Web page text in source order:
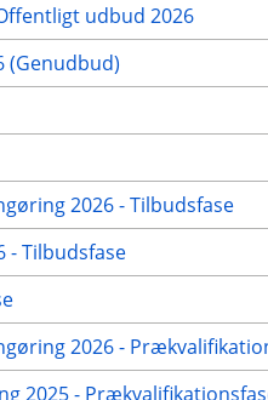
udbud 2026
(Genudbud)
2026 - Tilbudsfase
- Tilbudsfase
2026 -
2025 -